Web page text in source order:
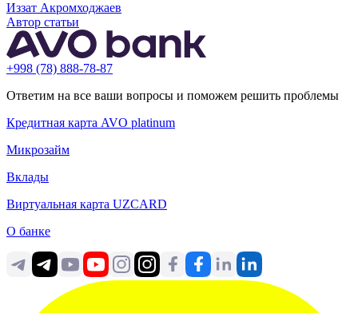
Иззат Акромходжаев
Автор статьи
+998 (78) 888-78-87
Ответим на все ваши вопросы и поможем решить проблемы
Кредитная карта AVO platinum
Микрозайм
Вклады
Виртуальная карта UZCARD
О банке